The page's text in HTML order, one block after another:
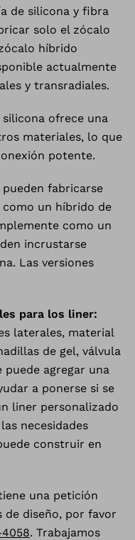
de silicona y fibra
solo el zócalo
híbrido
actualmente
y transradiales.
silicona ofrece una
materiales, lo que
potente.
pueden fabricarse
un híbrido de
como un
incrustarse
Las versiones
para los liner:
laterales, material
de gel, válvula
agregar una
a ponerse si se
liner personalizado
necesidades
construir en
una petición
de diseño, por favor
. Trabajamos